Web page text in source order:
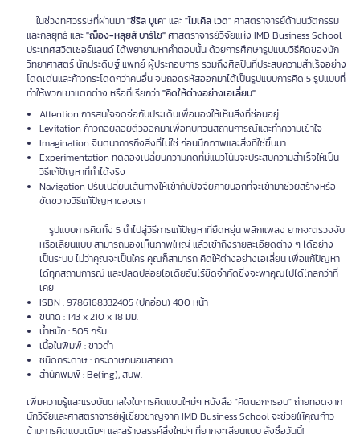
ในช่วงทศวรรษที่ผ่านมา"ซีริล บูเค"และ"ไมเคิล เวด"ศาสตราจารย์ด้านนวัตกรรม
และกลยุทธ์ และ"ฌ็อง-หลุยส์ บาร์โซ"ศาสตราจารย์วิจัยแห่ง IMD Business School
ประเทศสวิตเซอร์แลนด์ ได้พยายามหาคำตอบนั้น ด้วยการศึกษารูปแบบวิธีคิดของนัก
วิทยาศาสตร์ นักประดิษฐ์ แพทย์ ผู้ประกอบการ รวมถึงศิลปินที่ประสบความสำเร็จอย่าง
โดดเด่นและก้าวกระโดดกว่าคนอื่น จนถอดรหัสออกมาได้เป็นรูปแบบการคิด 5 รูปแบบที่
ทำให้พวกเขาแตกต่าง หรือที่เรียกว่า"คิดให้ต่างอย่างเอเลี่ยน"
Attention การสนใจจดจ่อกับประเด็นเพื่อมองให้เห็นสิ่งที่ซ่อนอยู่
Levitation ก้าวถอยลอยตัวออกมาเพื่อทบทวนสถานการณ์และทำความเข้าใจ
Imagination จินตนาการถึงสิ่งที่ไม่ใช่ ก่อนนึกภาพและสิ่งที่ใช่ขึ้นมา
Experimentation ทดลองเปลี่ยนความคิดที่มีแนวโน้มจะประสบความสำเร็จให้เป็น
วิธีแก้ปัญหาที่ทำได้จริง
Navigation ปรับเปลี่ยนเส้นทางให้เข้ากับปัจจัยภายนอกที่จะเข้ามาช่วยสร้างหรือ
ขัดขวางวิธีแก้ปัญหาของเรา
รูปแบบการคิดทั้ง 5 นำไปสู่วิธีการแก้ปัญหาที่ยืดหยุ่น พลิกแพลง ยากจะตรวจจับ
หรือเลียนแบบ สามารถมองเห็นภาพใหญ่ แล้วเข้าถึงรายละเอียดต่าง ๆ ได้อย่าง
เป็นระบบ ไม่ว่าคุณจะเป็นใคร คุณก็สามารถ คิดให้ต่างอย่างเอเลี่ยน เพื่อแก้ปัญหา
ได้ทุกสถานการณ์ และปลดปล่อยไอเดียอันไร้ขีดจำกัดซึ่งจะพาคุณไปได้ไกลกว่าที่
เคย
ISBN : 9786168332405 (ปกอ่อน) 400 หน้า
ขนาด : 143 x 210 x 18 มม.
น้ำหนัก : 505 กรัม
เนื้อในพิมพ์ : ขาวดำ
ชนิดกระดาษ : กระดาษถนอมสายตา
สำนักพิมพ์ : Be(ing), สนพ.
เพิ่มความรู้และแรงบันดาลใจในการคิดแบบใหม่ๆ หนังสือ "คิดนอกกรอบ" ถ่ายทอดจาก
นักวิจัยและศาสตราจารย์ผู้เชี่ยวชาญจาก IMD Business School จะช่วยให้คุณก้าว
ข้ามการคิดแบบเดิมๆ และสร้างสรรค์สิ่งใหม่ๆ ที่ยากจะเลียนแบบ สั่งซื้อวันนี้!